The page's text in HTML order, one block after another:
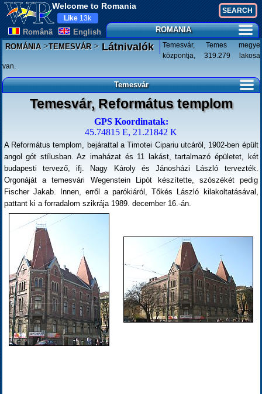
Welcome to Romania
Românã English
Like 13k
ROMANIA
ROMÁNIA>TEMESVÁR>Látnivalók
Temesvár, Temes megye
központja, 319.279 lakosa
van.
Temesvár
Temesvár, Református templom
GPS Koordinatak:
45.74815 E, 21.21842 K
A Református templom, bejárattal a Timotei Cipariu utcáról, 1902-ben épült
angol gót stílusban. Az imaházat és 11 lakást, tartalmazó épületet, két
budapesti tervező, ifj. Nagy Károly és Jánosházi László tervezték.
Orgonáját a temesvári Wegenstein Lipót készítette, szószékét pedig
Fischer Jakab. Innen, erről a parókiáról, Tőkés László kilakoltatásával,
pattant ki a forradalom szikrája 1989. december 16.-án.